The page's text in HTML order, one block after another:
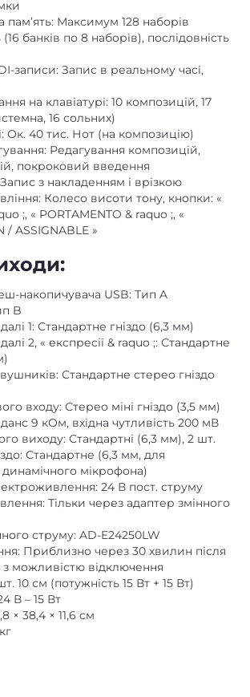
пам’ять: Максимум 128 наборів
банків по 8 наборів), послідовність
записи: Запис в реальному часі,
на клавіатурі: 10 композицій, 17
16 сольних)
Ок. 40 тис. Нот (на композицію)
Редагування композицій,
покроковий введення
Запис з накладенням і врізкою
Колесо висоти тону, кнопки: «
;, « PORTAMENTO & raquo ;, «
/ ASSIGNABLE »
накопичувача USB: Тип A
B
1: Стандартне гніздо (6,3 мм)
2, « експресії & raquo ;: Стандартне
Стандартне стерео гніздо
входу: Стерео міні гніздо (3,5 мм)
9 кОм, вхідна чутливість 200 мВ
виходу: Стандартні (6,3 мм), 2 шт.
Стандартне (6,3 мм, для
мікрофона)
24 В пост. струму
Тільки через адаптер змінного
струму: AD-E24250LW
Приблизно через 30 хвилин після
з можливістю відключення
10 см (потужність 15 Вт + 15 Вт)
В – 15 Вт
× 38,4 × 11,6 см